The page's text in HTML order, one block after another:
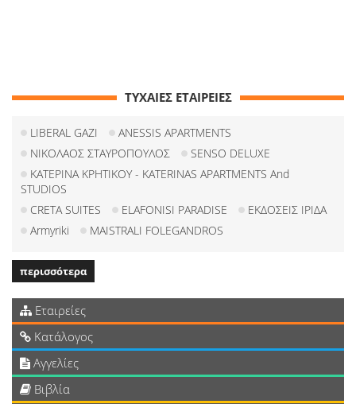
ΤΥΧΑΙΕΣ ΕΤΑΙΡΕΙΕΣ
LIBERAL GAZI
ANESSIS APARTMENTS
ΝΙΚΟΛΑΟΣ ΣΤΑΥΡΟΠΟΥΛΟΣ
SENSO DELUXE
ΚΑΤΕΡΙΝΑ ΚΡΗΤΙΚΟΥ - KATERINAS APARTMENTS And
STUDIOS
CRETA SUITES
ELAFONISI PARADISE
ΕΚΔΟΣΕΙΣ ΙΡΙΔΑ
Armyriki
MAISTRALI FOLEGANDROS
περισσότερα
Εταιρείες
Κατάλογος
Αγγελίες
Βιβλία